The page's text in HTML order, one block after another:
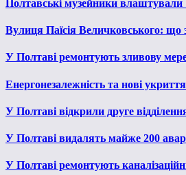
Полтавські музейники влаштували
Вулиця Паїсія Величковського: що
У Полтаві ремонтують зливову
Енергонезалежність та нові
У Полтаві відкрили друге
У Полтаві видалять майже 200
У Полтаві ремонтують